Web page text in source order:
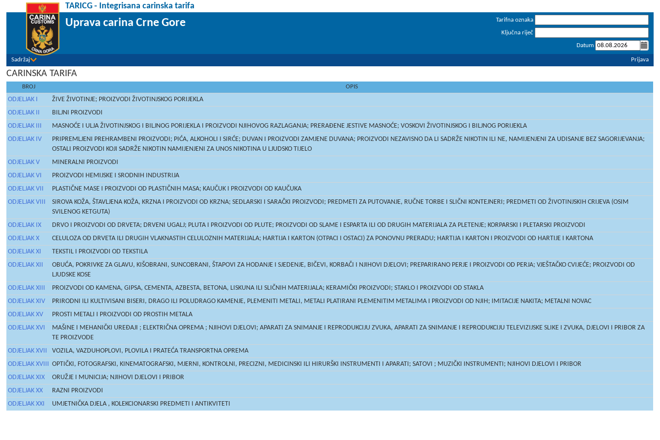
TARICG - Integrisana carinska tarifa
Uprava carina Crne Gore
Tarifna oznaka
Ključna riječ
Datum
Sadržaj Prijava
CARINSKA TARIFA
BROJ OPIS
ODJELJAK I
ŽIVE ŽIVOTINJE; PROIZVODI ŽIVOTINJSKOG PORIJEKLA
ODJELJAK II
BILJNI PROIZVODI
ODJELJAK III
MASNOĆE I ULJA ŽIVOTINJSKOG I BILJNOG PORIJEKLA I PROIZVODI NJIHOVOG RAZLAGANJA; PRERAĐENE JESTIVE MASNOĆE; VOSKOVI ŽIVOTINJSKOG I BILJNOG PORIJEKLA
ODJELJAK IV
PRIPREMLJENI PREHRAMBENI PROIZVODI; PIĆA, ALKOHOLI I SIRĆE; DUVAN I PROIZVODI ZAMJENE DUVANA; PROIZVODI NEZAVISNO DA LI SADRŽE NIKOTIN ILI NE, NAMIJENJENI ZA UDISANJE BEZ SAGORIJEVANJA;
OSTALI PROIZVODI KOJI SADRŽE NIKOTIN NAMIJENJENI ZA UNOS NIKOTINA U LJUDSKO TIJELO
ODJELJAK V
MINERALNI PROIZVODI
ODJELJAK VI
PROIZVODI HEMIJSKE I SRODNIH INDUSTRIJA
ODJELJAK VII
PLASTIČNE MASE I PROIZVODI OD PLASTIČNIH MASA; KAUČUK I PROIZVODI OD KAUČUKA
ODJELJAK VIII
SIROVA KOŽA, ŠTAVLJENA KOŽA, KRZNA I PROIZVODI OD KRZNA; SEDLARSKI I SARAČKI PROIZVODI; PREDMETI ZA PUTOVANJE, RUČNE TORBE I SLIČNI KONTEJNERI; PREDMETI OD ŽIVOTINJSKIH CRIJEVA (OSIM
SVILENOG KETGUTA)
ODJELJAK IX
DRVO I PROIZVODI OD DRVETA; DRVENI UGALJ; PLUTA I PROIZVODI OD PLUTE; PROIZVODI OD SLAME I ESPARTA ILI OD DRUGIH MATERIJALA ZA PLETENJE; KORPARSKI I PLETARSKI PROIZVODI
ODJELJAK X
CELULOZA OD DRVETA ILI DRUGIH VLAKNASTIH CELULOZNIH MATERIJALA; HARTIJA I KARTON (OTPACI I OSTACI) ZA PONOVNU PRERADU; HARTIJA I KARTON I PROIZVODI OD HARTIJE I KARTONA
ODJELJAK XI
TEKSTIL I PROIZVODI OD TEKSTILA
ODJELJAK XII
OBUĆA, POKRIVKE ZA GLAVU, KIŠOBRANI, SUNCOBRANI, ŠTAPOVI ZA HODANJE I SJEDENJE, BIČEVI, KORBAČI I NJIHOVI DJELOVI; PREPARIRANO PERJE I PROIZVODI OD PERJA; VJEŠTAČKO CVIJEĆE; PROIZVODI OD
LJUDSKE KOSE
ODJELJAK XIII
PROIZVODI OD KAMENA, GIPSA, CEMENTA, AZBESTA, BETONA, LISKUNA ILI SLIČNIH MATERIJALA; KERAMIČKI PROIZVODI; STAKLO I PROIZVODI OD STAKLA
ODJELJAK XIV
PRIRODNI ILI KULTIVISANI BISERI, DRAGO ILI POLUDRAGO KAMENJE, PLEMENITI METALI, METALI PLATIRANI PLEMENITIM METALIMA I PROIZVODI OD NJIH; IMITACIJE NAKITA; METALNI NOVAC
ODJELJAK XV
PROSTI METALI I PROIZVODI OD PROSTIH METALA
ODJELJAK XVI
MAŠINE I MEHANIČKI UREĐAJI ; ELEKTRIČNA OPREMA ; NJIHOVI DJELOVI; APARATI ZA SNIMANJE I REPRODUKCIJU ZVUKA, APARATI ZA SNIMANJE I REPRODUKCIJU TELEVIZIJSKE SLIKE I ZVUKA, DJELOVI I PRIBOR ZA
TE PROIZVODE
ODJELJAK XVII
VOZILA, VAZDUHOPLOVI, PLOVILA I PRATEĆA TRANSPORTNA OPREMA
ODJELJAK XVIII OPTIČKI, FOTOGRAFSKI, KINEMATOGRAFSKI, MJERNI, KONTROLNI, PRECIZNI, MEDICINSKI ILI HIRURŠKI INSTRUMENTI I APARATI; SATOVI ; MUZIČKI INSTRUMENTI; NJIHOVI DJELOVI I PRIBOR
ODJELJAK XIX
ORUŽJE I MUNICIJA; NJIHOVI DJELOVI I PRIBOR
ODJELJAK XX
RAZNI PROIZVODI
ODJELJAK XXI
UMJETNIČKA DJELA , KOLEKCIONARSKI PREDMETI I ANTIKVITETI